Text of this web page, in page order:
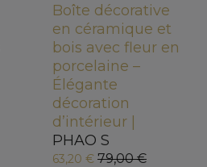
Boîte décorative
en céramique et
bois avec fleur en
porcelaine –
Élégante
décoration
d’intérieur |
PHAO S
63,20 € 79,00 €